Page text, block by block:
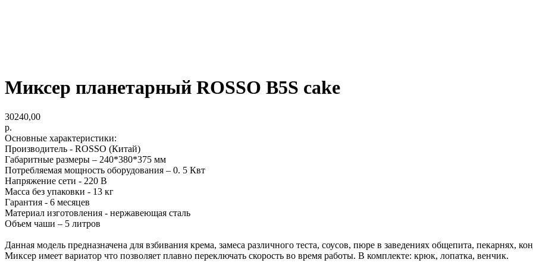
Миксер планетарный ROSSO B5S cake
30240,00
р.
Основные характеристики:
Производитель - ROSSO (Китай)
Габаритные размеры – 240*380*375 мм
Потребляемая мощность оборудования – 0. 5 Квт
Напряжение сети - 220 В
Масса без упаковки - 13 кг
Гарантия - 6 месяцев
Материал изготовления - нержавеющая сталь
Объем чаши – 5 литров
Данная модель предназначена для взбивания крема, замеса различного теста, соусов, пюре в заведениях общепита, пекарнях,
Миксер имеет вариатор что позволяет плавно переключать скорость во время работы. В комплекте: крюк, лопатка, венчик.